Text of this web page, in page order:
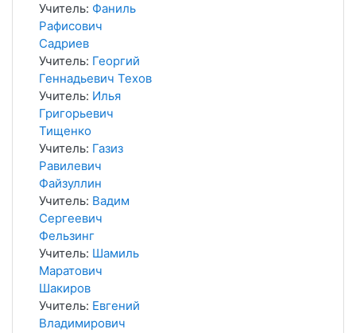
Учитель: Фаниль
Рафисович
Садриев
Учитель: Георгий
Геннадьевич Техов
Учитель: Илья
Григорьевич
Тищенко
Учитель: Газиз
Равилевич
Файзуллин
Учитель: Вадим
Сергеевич
Фельзинг
Учитель: Шамиль
Маратович
Шакиров
Учитель: Евгений
Владимирович